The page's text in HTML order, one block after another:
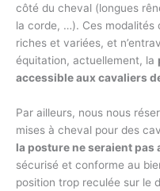
côté du cheval (longues
la corde, …). Ces modalités
riches et variées, et
équitation, actuellement, la
accessible aux cavaliers
Par ailleurs, nous nous
mises à cheval pour des
la posture ne seraient pas
sécurisé et conforme au
position trop reculée sur le